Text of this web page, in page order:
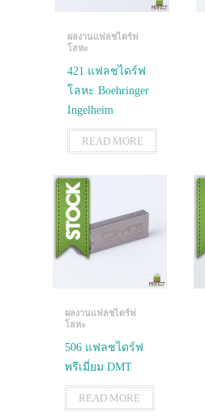
ผลงานแฟลชไดร์ฟ
โลหะ
421 แฟลชไดร์ฟ
โลหะ Boehringer
Ingelheim
READ MORE
ผลงานแฟลชไดร์ฟ
โลหะ
506 แฟลชไดร์ฟ
พรีเมี่ยม DMT
READ MORE